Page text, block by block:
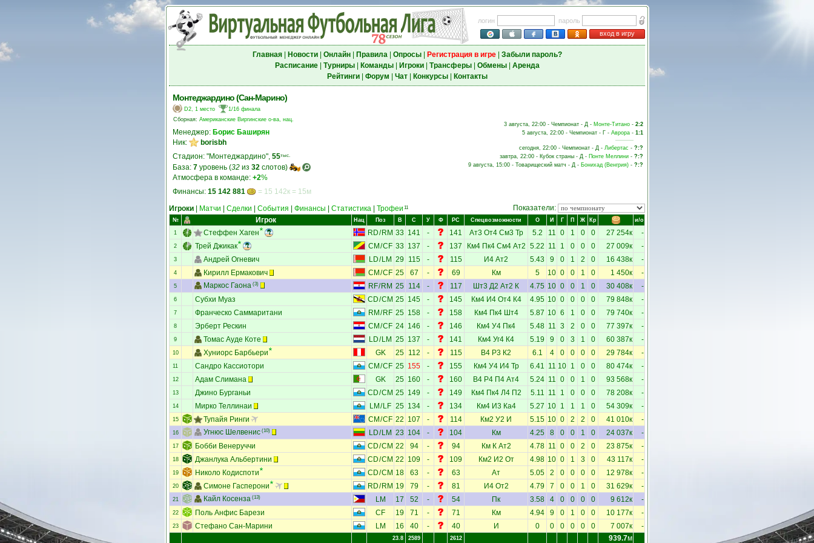
логин
пароль
вход в игру
Главная| Новости| Онлайн| Правила| Опросы| Регистрация в игре| Забыли пароль?
Расписание| Турниры| Команды| Игроки| Трансферы| Обмены| Аренда
Рейтинги| Форум Чат| Конкурсы| Контакты
Монтеджардино (Сан-Марино)
D2, 1 место
1/16 финала
Сборная: Американские Виргинские о-ва, нац.
Менеджер: Борис Баширян
Ник:
borisbh
Стадион: "Монтеджардино", 55тыс.
База: 7 уровень (32 из 32 слотов)
Атмосфера в команде: +2%
Финансы: 15 142 881 = 15 142к = 15м
3 августа, 22:00 - Чемпионат - Д - Монте-Титано - 2:2
5 августа, 22:00 - Чемпионат - Г - Аврора - 1:1
сегодня, 22:00 - Чемпионат - Д - Либертас - ?:?
завтра, 22:00 - Кубок страны - Д - Понте Меллини - ?:?
9 августа, 15:00 - Товарищеский матч - Д - Бонихад (Венгрия) - ?:?
Игроки Матчи Сделки События Финансы Статистика Трофеи 11 Показатели:
№ Игрок Нац Поз В С У Ф РС Спецвозможности О И Г П Ж Кр и/о
1 Стеффен Хаген RD/ RM 33 141 - 141 Ат3 От4 См3 Тр 5.2 11 0 1 0 0 27 254к -
2 Трей Джикак CM /CF 33 137 - 137 Км4 Пк4 См4 Ат2 5.22 11 1 0 0 0 27 009к -
3 Андрей Огневич LD/ LM 29 115 - 115 И4 Ат2 5.43 9 0 1 2 0 16 438к -
4 Кирилл Ермакович CM /CF 25 67 - 69 Км 5 10 0 0 1 0 1 450к -
5 Маркос Гаона (3) RF/ RM 25 114 - 117 Шт3 Д2 Ат2 К 4.75 10 0 0 1 0 30 408к -
6 Субхи Муаз CD/CM 25 145 - 145 Км4 И4 От4 К4 4.95 10 0 0 0 0 79 848к -
7 Франческо Саммаритани RM / RF 25 158 - 158 Км4 Пк4 Шт4 5.87 10 6 1 0 0 79 740к -
8 Эрберт Рескин CM /CF 24 146 - 146 Км4 У4 Пк4 5.48 11 3 2 0 0 77 397к -
9 Томас Ауде Коте LD/ LM 25 137 - 141 Км4 Уг4 К4 5.19 9 0 3 1 0 60 387к -
10 Хуниорс Барбьери GK 25 112 - 115 В4 Р3 К2 6.1 4 0 0 0 0 29 784к -
11 Сандро Кассиотори CM /CF 25 155 - 155 Км4 У4 И4 Тр 6.41 11 10 1 0 0 80 474к -
12 Адам Слимана GK 25 160 - 160 В4 Р4 П4 Ат4 5.24 11 0 0 1 0 93 568к -
13 Джино Бурганьи CD/CM 25 149 - 149 Км4 Пк4 Л4 П2 5.11 11 1 0 0 0 78 208к -
14 Мирко Теллинаи LM / LF 25 134 - 134 Км4 И3 Ка4 5.27 10 1 1 1 0 54 309к -
15 Тупайя Ринги CM /CF 22 107 - 114 Км2 У2 И 5.15 10 0 2 2 0 41 010к -
16 Угнюс Шелвенис (10) LD/ LM 23 104 - 104 Км 4.25 8 0 0 1 0 24 037к -
17 Бобби Венеруччи CD/CM 22 94 - 94 Км К Ат2 4.78 11 0 0 2 0 23 875к -
18 Джанлука Альбертини CD/CM 22 109 - 109 Км2 И2 От 4.98 10 0 1 3 0 43 117к -
19 Николо Кодиспоти CD/CM 18 63 - 63 Ат 5.05 2 0 0 0 0 12 978к -
20 Симоне Гасперони RD/ RM 19 79 - 81 И4 От2 4.79 7 0 0 1 0 31 629к -
21 Кайл Косенза (13) LM 17 52 - 54 Пк 3.58 4 0 0 0 0 9 612к -
22 Поль Анфис Барези CF 19 71 - 71 Км 4.94 9 0 1 0 0 10 177к -
23 Стефано Сан-Марини LM 16 40 - 40 И 0 0 0 0 0 0 7 007к -
23.8 2589 2612 939.7м